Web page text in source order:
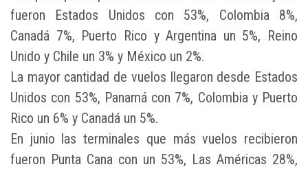
fueron Estados Unidos con 53%, Colombia 8%,
Canadá 7%, Puerto Rico y Argentina un 5%, Reino
Unido y Chile un 3% y México un 2%.
La mayor cantidad de vuelos llegaron desde Estados
Unidos con 53%, Panamá con 7%, Colombia y Puerto
Rico un 6% y Canadá un 5%.
En junio las terminales que más vuelos recibieron
fueron Punta Cana con un 53%, Las Américas 28%,